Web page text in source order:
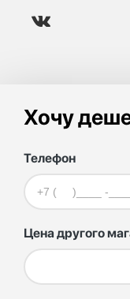
Хочу
Телефон
Цена другого